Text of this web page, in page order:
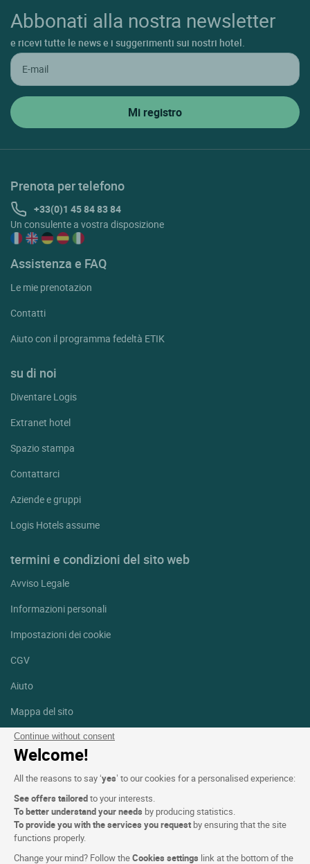
Continue without consent
Welcome!
All the reasons to say ‘yes’ to our cookies for a personalised experience:
See offers tailoredto your interests.
To better understand your needs by producing statistics.
To provide you with the services you request by ensuring that the site
functions properly.
Change your mind? Follow theCookies settings link at the bottom of the
Abbonati alla nostra newsletter
e ricevi tutte le news e i suggerimenti sui nostri hotel.
Prenota per telefono
+33(0)1 45 84 83 84
Un consulente a vostra disposizione
Assistenza e FAQ
Le mie prenotazion
Contatti
Aiuto con il programma fedeltà ETIK
su di noi
Diventare Logis
Extranet hotel
Spazio stampa
Contattarci
Aziende e gruppi
Logis Hotels assume
termini e condizioni del sito web
Avviso Legale
Informazioni personali
Impostazioni dei cookie
CGV
Aiuto
Mappa del sito
Crediti fotografici
Facebook
Instagram
Linkedin